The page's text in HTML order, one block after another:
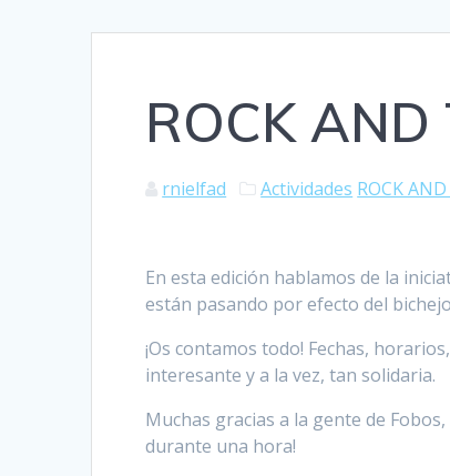
ROCK AND
rnielfad Actividades ROCK
En esta edición hablamos de la
están pasando por efecto del
¡Os contamos todo! Fechas,
interesante y a la vez, tan solidaria.
Muchas gracias a la gente de
durante una hora!